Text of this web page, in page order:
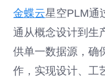
金蝶云星空PLM通
通从概念设计到生
供单一数据源，确
作，实现设计、工